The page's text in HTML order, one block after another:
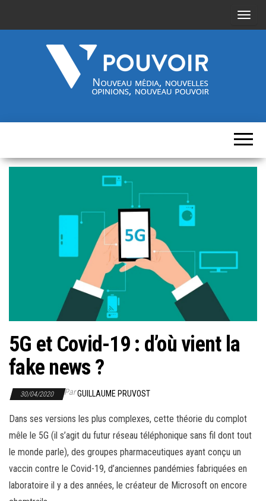
A
r
m
t
i
n
média,
nouveau
pouvoir
5G et Covid-19 : d’où vient la
fake news ?
30/04/2020 ParGUILLAUME PRUVOST
Dans ses versions les plus complexes, cette théorie du complot
mêle le 5G (il s’agit du futur réseau téléphonique sans fil dont tout
le monde parle), des groupes pharmaceutiques ayant conçu un
vaccin contre le Covid-19, d’anciennes pandémies fabriquées en
laboratoire il y a des années, le créateur de Microsoft on encore